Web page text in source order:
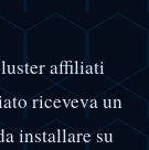
affiliati
riceveva un
installare su